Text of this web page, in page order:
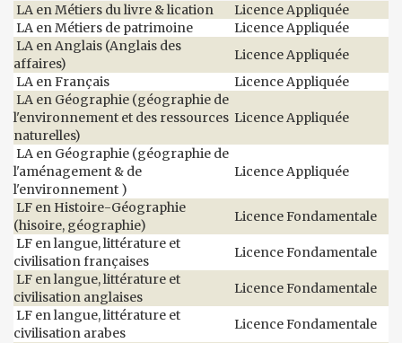
LA en Métiers du livre & lication
Licence Appliquée
LA en Métiers de patrimoine
Licence Appliquée
LA en Anglais (Anglais des
affaires)
Licence Appliquée
LA en Français
Licence Appliquée
LA en Géographie (géographie de
l'environnement et des ressources
naturelles)
Licence Appliquée
LA en Géographie (géographie de
l'aménagement & de
l'environnement )
Licence Appliquée
LF en Histoire-Géographie
(hisoire, géographie)
Licence Fondamentale
LF en langue, littérature et
civilisation françaises
Licence Fondamentale
LF en langue, littérature et
civilisation anglaises
Licence Fondamentale
LF en langue, littérature et
civilisation arabes
Licence Fondamentale